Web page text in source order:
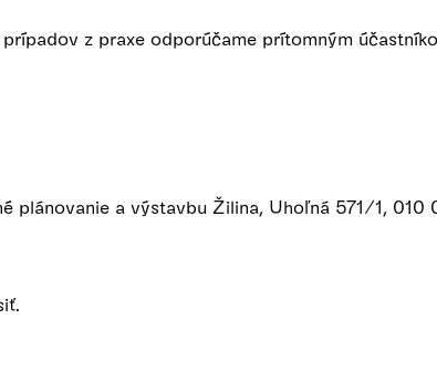
z praxe odporúčame prítomným
plánovanie a výstavbu Žilina, Uhoľná 571/1, 010